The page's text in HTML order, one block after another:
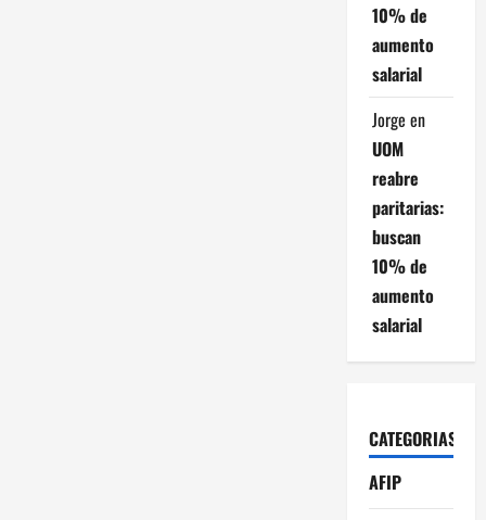
10% de
aumento
salarial
Jorge en
UOM
reabre
paritarias:
buscan
10% de
aumento
salarial
CATEGORIAS
AFIP